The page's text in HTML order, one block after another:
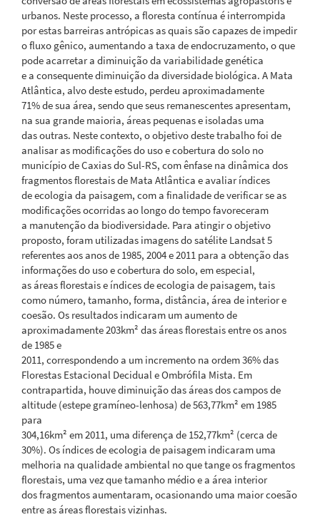
urbanos. Neste processo, a floresta contínua é interrompida
por estas barreiras antrópicas as quais são capazes de impedir
o fluxo gênico, aumentando a taxa de endocruzamento, o que
pode acarretar a diminuição da variabilidade genética
e a consequente diminuição da diversidade biológica. A Mata
Atlântica, alvo deste estudo, perdeu aproximadamente
71% de sua área, sendo que seus remanescentes apresentam,
na sua grande maioria, áreas pequenas e isoladas uma
das outras. Neste contexto, o objetivo deste trabalho foi de
analisar as modificações do uso e cobertura do solo no
município de Caxias do Sul-RS, com ênfase na dinâmica dos
fragmentos florestais de Mata Atlântica e avaliar índices
de ecologia da paisagem, com a finalidade de verificar se as
modificações ocorridas ao longo do tempo favoreceram
a manutenção da biodiversidade. Para atingir o objetivo
proposto, foram utilizadas imagens do satélite Landsat 5
referentes aos anos de 1985, 2004 e 2011 para a obtenção das
informações do uso e cobertura do solo, em especial,
as áreas florestais e índices de ecologia de paisagem, tais
como número, tamanho, forma, distância, área de interior e
coesão. Os resultados indicaram um aumento de
aproximadamente 203km² das áreas florestais entre os anos
de 1985 e
2011, correspondendo a um incremento na ordem 36% das
Florestas Estacional Decidual e Ombrófila Mista. Em
contrapartida, houve diminuição das áreas dos campos de
altitude (estepe gramíneo-lenhosa) de 563,77km² em 1985
para
304,16km² em 2011, uma diferença de 152,77km² (cerca de
30%). Os índices de ecologia de paisagem indicaram uma
melhoria na qualidade ambiental no que tange os fragmentos
florestais, uma vez que tamanho médio e a área interior
dos fragmentos aumentaram, ocasionando uma maior coesão
entre as áreas florestais vizinhas.